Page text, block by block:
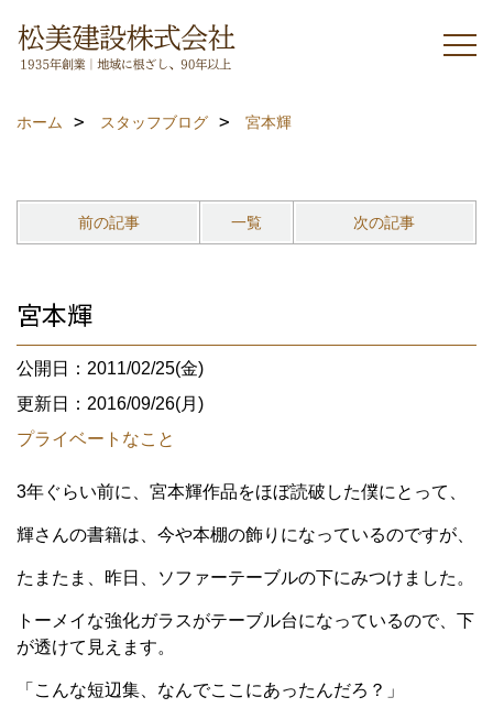
ホーム スタッフブログ 宮本輝
前の記事 一覧 次の記事
宮本輝
公開日：2011/02/25(金)
更新日：2016/09/26(月)
プライベートなこと
3年ぐらい前に、宮本輝作品をほぼ読破した僕にとって、
輝さんの書籍は、今や本棚の飾りになっているのですが、
たまたま、昨日、ソファーテーブルの下にみつけました。
トーメイな強化ガラスがテーブル台になっているので、下
が透けて見えます。
「こんな短辺集、なんでここにあったんだろ？」